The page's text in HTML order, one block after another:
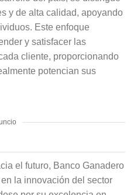
y de alta calidad, apoyando
Este enfoque
y satisfacer las
cliente, proporcionando
potencian sus
el futuro, Banco Ganadero
la innovación del sector